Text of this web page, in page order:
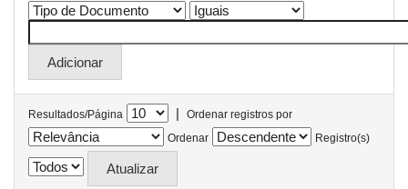
Resultados/Página |
Ordenar registros por
Ordenar
Registro(s)